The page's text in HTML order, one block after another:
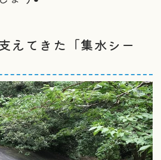
えてきた「集水シー